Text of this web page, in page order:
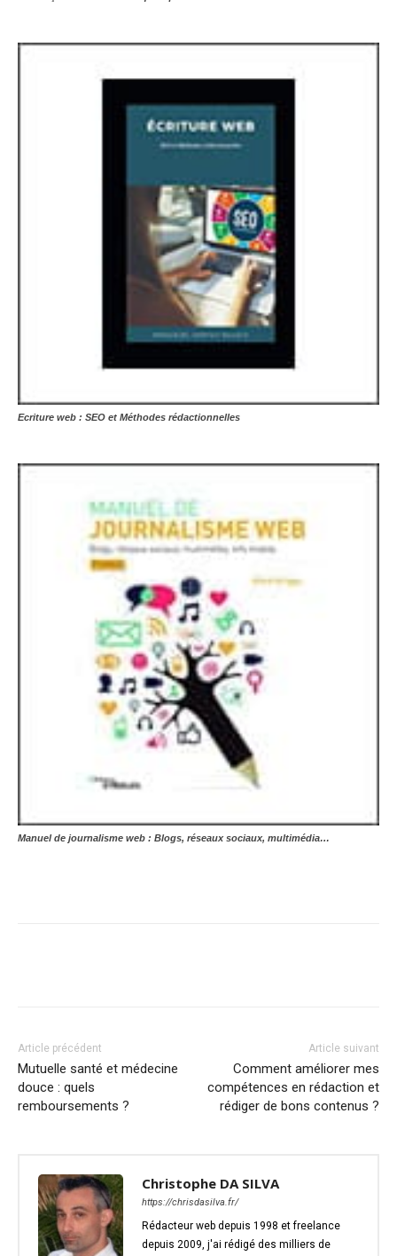
Ecriture web : SEO et Méthodes rédactionnelles
Manuel de journalisme web : Blogs, réseaux sociaux, multimédia…
Article précédent
Mutuelle santé et médecine
douce : quels
remboursements ?
Article suivant
Comment améliorer mes
compétences en rédaction et
rédiger de bons contenus ?
Christophe DA SILVA
https://chrisdasilva.fr/
Rédacteur web depuis 1998 et freelance
depuis 2009, j'ai rédigé des milliers de